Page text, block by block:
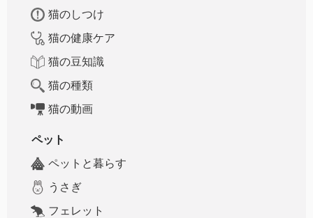
猫のしつけ
猫の健康ケア
猫の豆知識
猫の種類
猫の動画
ペット
ペットと暮らす
うさぎ
フェレット